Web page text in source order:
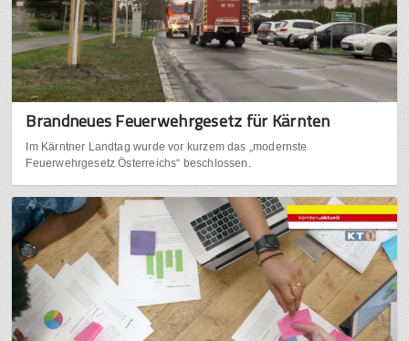
Brandneues Feuerwehrgesetz für Kärnten
Im Kärntner Landtag wurde vor kurzem das „modernste
Feuerwehrgesetz Österreichs“ beschlossen.